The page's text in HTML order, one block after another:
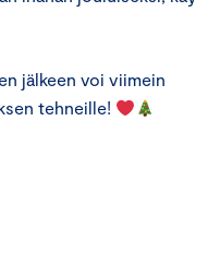
jälkeen voi viimein
tehneille!